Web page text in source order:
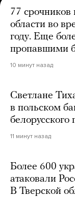
77 срочников
области во
году. Еще
пропавшими
10 минут назад
Светлане
в польском
белорусского
11 минут назад
Более 600
атаковали
В Тверской